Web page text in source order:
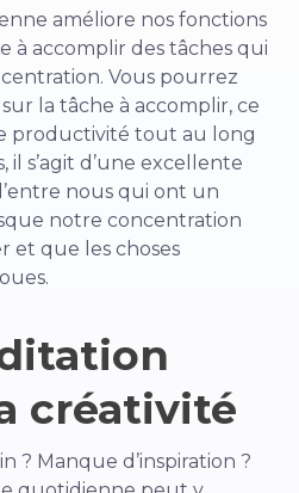
améliore nos fonctions
à accomplir des tâches qui
Vous pourrez
la tâche à accomplir, ce
productivité tout au long
s’agit d’une excellente
nous qui ont un
notre concentration
et que les choses
créativité
? Manque d’inspiration ?